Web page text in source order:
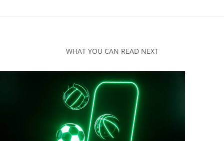
WHAT YOU CAN READ NEXT